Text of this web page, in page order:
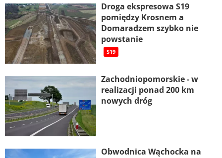
Droga ekspresowa S19
pomiędzy Krosnem a
Domaradzem szybko nie
powstanie
S19
Zachodniopomorskie - w
realizacji ponad 200 km
nowych dróg
Obwodnica Wąchocka na